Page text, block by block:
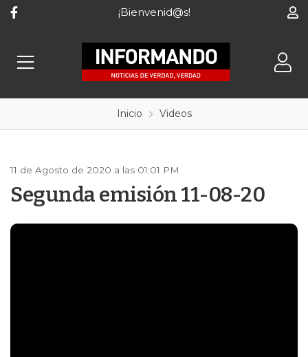
¡Bienvenid@s!
Inicio Videos
11 de Agosto de 2020 a las 01:01 PM
Segunda emisión 11-08-20